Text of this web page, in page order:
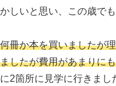
かしいと思い、この歳で
何冊か本を買いましたが
ましたが費用があまりに
に2箇所に見学に行きまし